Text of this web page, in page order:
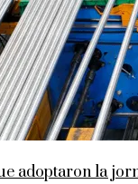
adoptaron la